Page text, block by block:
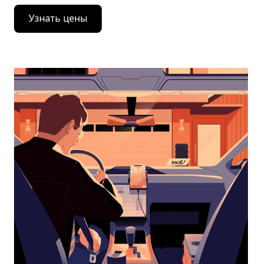
Нажмите
стрелку
вниз,
календарю
выбрать
дату.
Чтобы
закрыть
календарь,
нажмите
Esc.
Узнать цены